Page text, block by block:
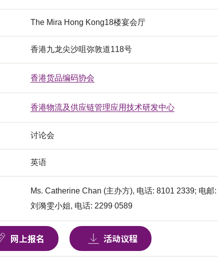
The Mira Hong Kong18楼宴会厅
香港九龙尖沙咀弥敦道118号
香港货品编码协会
香港物流及供应链管理应用技术研发中心
讨论会
英语
Ms. Catherine Chan (主办方), 电话: 8101 2339; 电邮:
刘漪雯小姐, 电话: 2299 0589
网上报名 活动议程